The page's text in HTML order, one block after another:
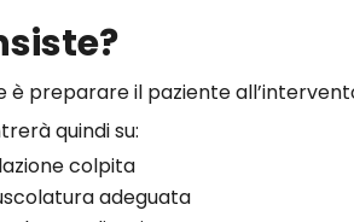
è preparare il paziente
quindi su:
colpita
adeguata